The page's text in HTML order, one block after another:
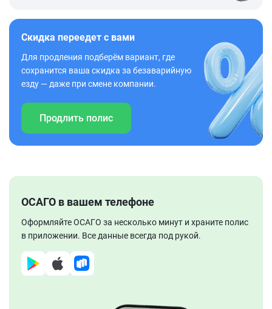
Скидка переедет с вами
Для продления подберём вариант, где
сохранится ваша скидка за безаварийную
езду — даже при смене компании.
Продлить полис
ОСАГО в вашем телефоне
Оформляйте ОСАГО за несколько минут и храните полис
в приложении. Все данные всегда под рукой.